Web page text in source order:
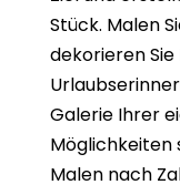
Stück. Malen
dekorieren
Galerie Ihrer
Möglichkeiten
Malen nach